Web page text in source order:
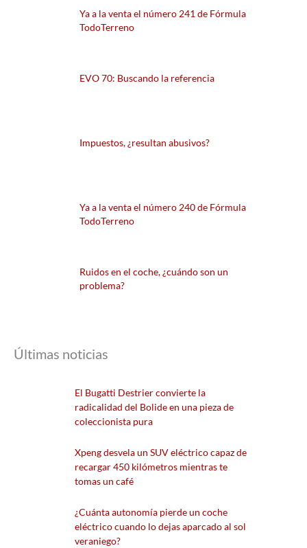
Ya a la venta el número 241 de Fórmula
TodoTerreno
EVO 70: Buscando la referencia
Impuestos, ¿resultan abusivos?
Ya a la venta el número 240 de Fórmula
TodoTerreno
Ruidos en el coche, ¿cuándo son un
problema?
Últimas noticias
El Bugatti Destrier convierte la
radicalidad del Bolide en una pieza de
coleccionista pura
Xpeng desvela un SUV eléctrico capaz de
recargar 450 kilómetros mientras te
tomas un café
¿Cuánta autonomía pierde un coche
eléctrico cuando lo dejas aparcado al sol
veraniego?